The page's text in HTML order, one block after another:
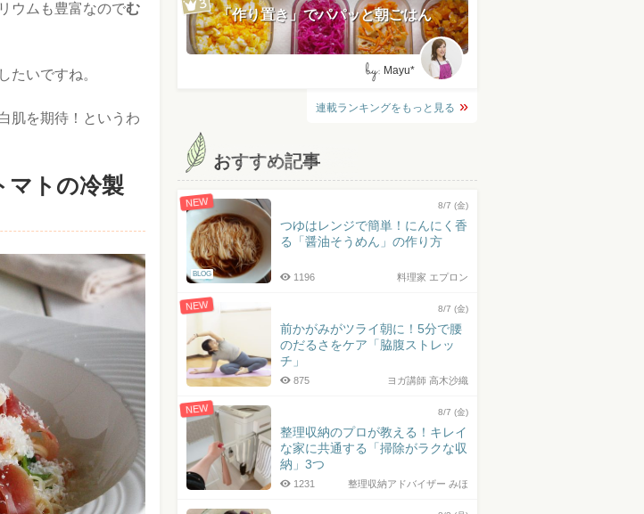
ウムも豊富なのでむ
たいですね。
肌を期待！というわ
マトの冷製
「作り置き」でパパッと朝ごはん
by: Mayu*
連載ランキングをもっと見る
おすすめ記事
NEW
BLOG
8/7 (金)
つゆはレンジで簡単！にんにく香
る「醤油そうめん」の作り方
料理家 エプロン
1196
NEW 8/7 (金)
前かがみがツライ朝に！5分で腰
のだるさをケア「脇腹ストレッ
チ」
ヨガ講師 高木沙織
875
NEW 8/7 (金)
整理収納のプロが教える！キレイ
な家に共通する「掃除がラクな収
納」3つ
整理収納アドバイザー みほ
1231